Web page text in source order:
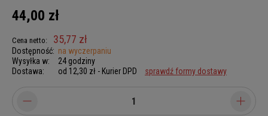
44,00 zł
Cena netto: 35,77 zł
Dostępność: na wyczerpaniu
Wysyłka w:
24 godziny
Dostawa:
od 12,30 zł - Kurier DPD sprawdź formy dostawy